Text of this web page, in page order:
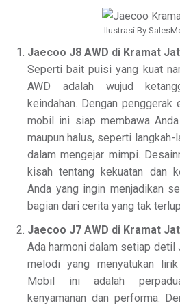
Ilustrasi By
Jaecoo J8 AWD di Kramat
Seperti bait puisi yang kuat
AWD adalah wujud
keindahan. Dengan penggerak
mobil ini siap membawa
maupun halus, seperti langkah-
dalam mengejar mimpi.
kisah tentang kekuatan dan
Anda yang ingin menjadikan
bagian dari cerita yang tak
Jaecoo J7 AWD di Kramat
Ada harmoni dalam setiap detil
melodi yang menyatukan
Mobil ini adalah
kenyamanan dan performa.